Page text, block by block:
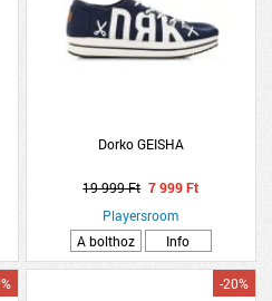
Dorko GEISHA
19 999 Ft 7 999 Ft
Playersroom
A bolthoz
Info
-20%